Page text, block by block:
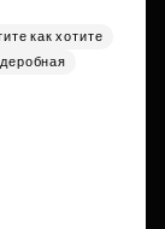
как хотите